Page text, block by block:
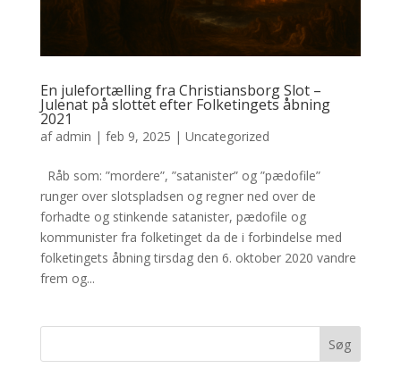
En julefortælling fra Christiansborg Slot –
Julenat på slottet efter Folketingets åbning
2021
af admin | feb 9, 2025 | Uncategorized
Råb som: ”mordere”, ”satanister” og ”pædofile”
runger over slotspladsen og regner ned over de
forhadte og stinkende satanister, pædofile og
kommunister fra folketinget da de i forbindelse med
folketingets åbning tirsdag den 6. oktober 2020 vandre
frem og...
Søg